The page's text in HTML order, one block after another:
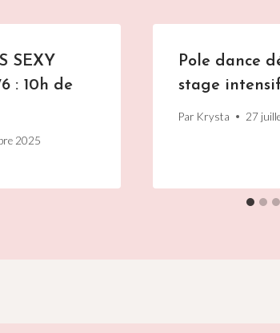
SEXY
: 10h de
2025
Pole dance
stage
Par Krysta 27